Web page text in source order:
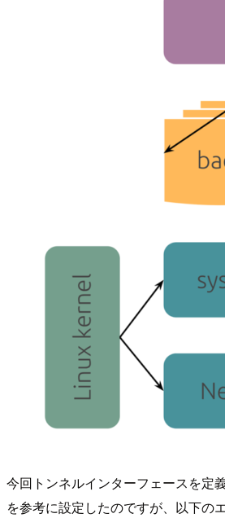
今回トンネルインターフェースを定
を参考に設定したのですが、以下の